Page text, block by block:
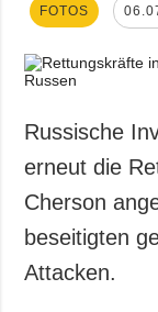
Politik
Militär
Gesellschaft
Kultur
Sport
Kriminalität
FOTOS
Russische
erneut die
Cherson
beseitigten
Attacken.